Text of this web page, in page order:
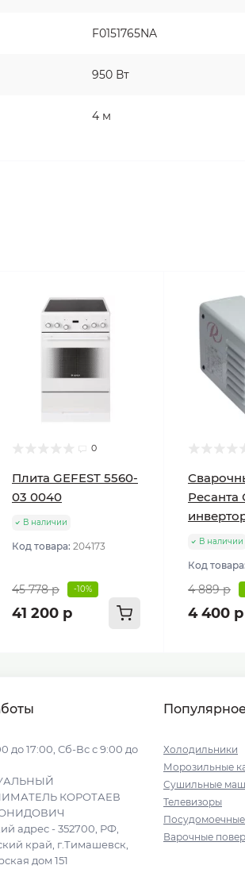
F0151765NA
950 Вт
4 м
0
Плита GEFEST 5560-
03 0040
В наличии
Код товара: 204173
45 778 р -10%
41 200 р
Ресанта
В наличии
Код товара:
4 889 р
4 400 р
до 17:00, Сб-Вс с 9:00 до
КОРОТАЕВ
адрес - 352700, РФ,
край, г.Тимашевск,
дом 151
Холодильники
Морозильные
Сушильные
Телевизоры
Варочные